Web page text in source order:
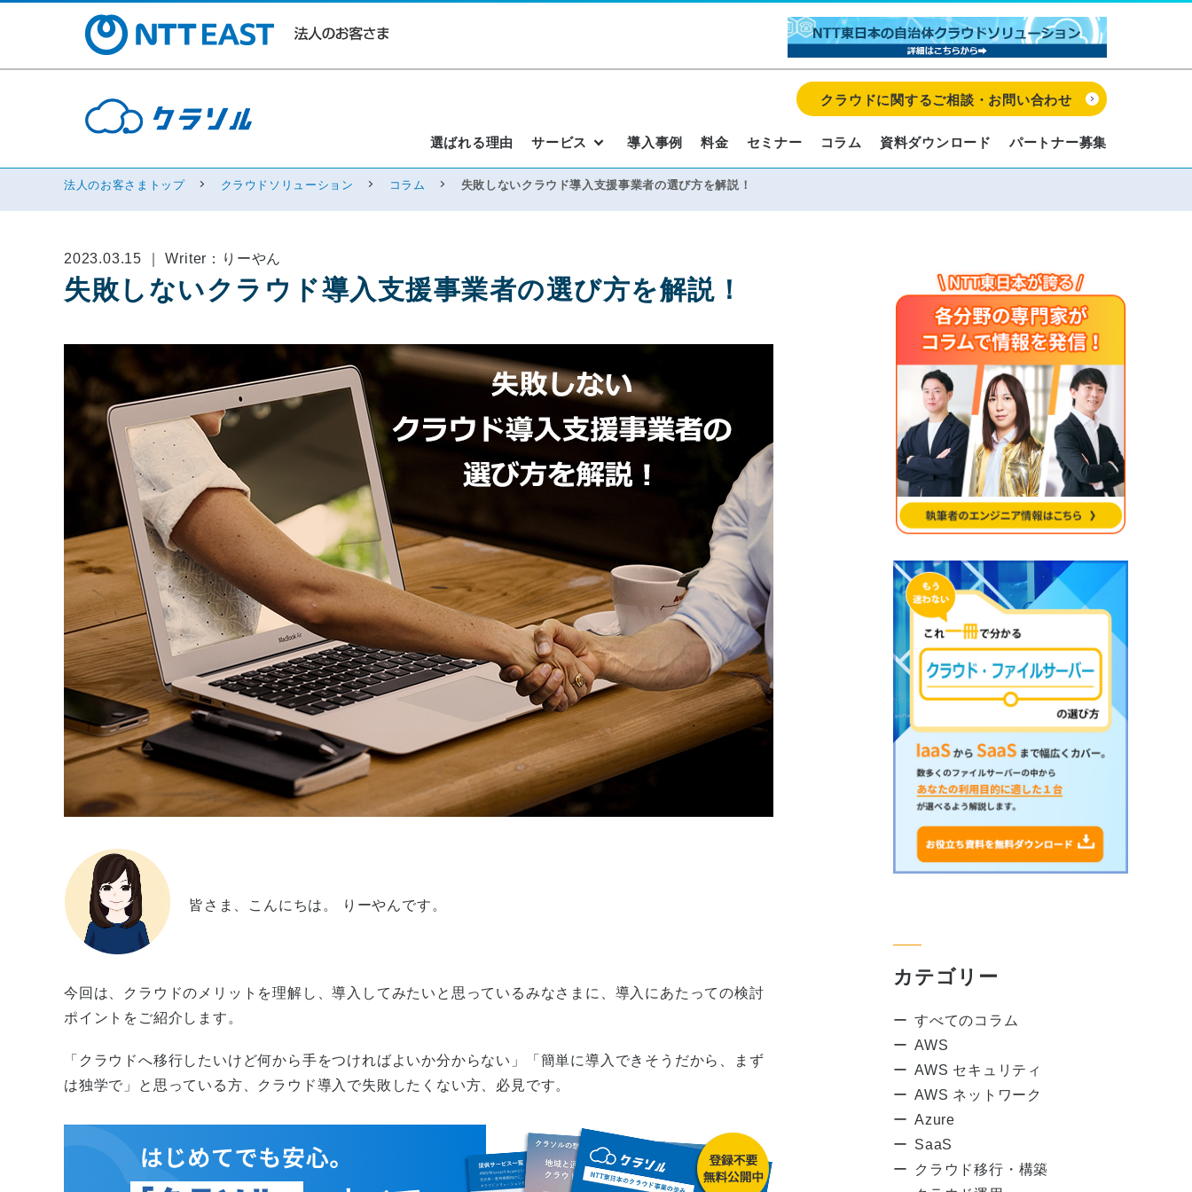
選ばれる理由 サービス 導入事例 料金 セミナー コラム 資料ダウンロード パートナー募集
クラウドに関するご相談・お問い合わせ
法人のお客さまトップ クラウドソリューション コラム 失敗しないクラウド導入支援事業者の選び方を解説！
2023.03.15 ｜ Writer：りーやん
失敗しないクラウド導入支援事業者の選び方を解説！
皆さま、こんにちは。 りーやんです。
今回は、クラウドのメリットを理解し、導入してみたいと思っているみなさまに、導入にあたっての検討
ポイントをご紹介します。
「クラウドへ移行したいけど何から手をつければよいか分からない」「簡単に導入できそうだから、まず
は独学で」と思っている方、クラウド導入で失敗したくない方、必見です。
カテゴリー
すべてのコラム
AWS
AWS セキュリティ
AWS ネットワーク
Azure
SaaS
クラウド移行・構築